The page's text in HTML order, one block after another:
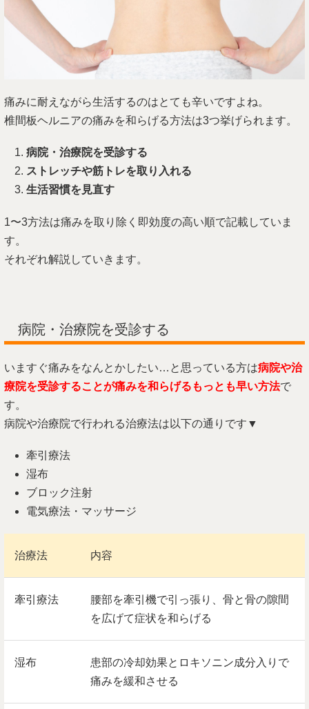
痛みに耐えながら生活するのはとても辛いですよね。
椎間板ヘルニアの痛みを和らげる方法は3つ挙げられます。
病院・治療院を受診する
ストレッチや筋トレを取り入れる
生活習慣を見直す
1〜3方法は痛みを取り除く即効度の高い順で記載していま
す。
それぞれ解説していきます。
病院・治療院を受診する
いますぐ痛みをなんとかしたい…と思っている方は病院や治
療院を受診することが痛みを和らげるもっとも早い方法で
す。
病院や治療院で行われる治療法は以下の通りです▼
牽引療法
湿布
ブロック注射
電気療法・マッサージ
治療法 内容
牽引療法
腰部を牽引機で引っ張り、骨と骨の隙間
を広げて症状を和らげる
湿布
患部の冷却効果とロキソニン成分入りで
痛みを緩和させる